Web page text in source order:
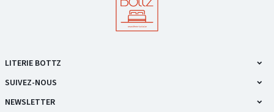
SUIVEZ-NOUS
NEWSLETTER
LITERIE BOTTZ